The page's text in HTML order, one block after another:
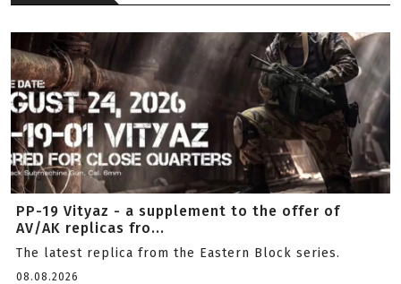
PP-19 Vityaz - a supplement to the offer of
AV/AK replicas fro...
The latest replica from the Eastern Block series.
08.08.2026